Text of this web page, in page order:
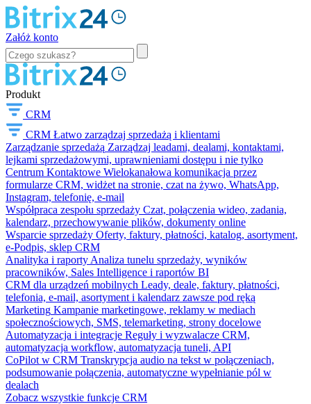
Załóż konto
Produkt
CRM
CRM Łatwo zarządzaj sprzedażą i klientami
Zarządzanie sprzedażą Zarządzaj leadami, dealami, kontaktami,
lejkami sprzedażowymi, uprawnieniami dostępu i nie tylko
Centrum Kontaktowe Wielokanałowa komunikacja przez
formularze CRM, widżet na stronie, czat na żywo, WhatsApp,
Instagram, telefonię, e-mail
Współpraca zespołu sprzedaży Czat, połączenia wideo, zadania,
kalendarz, przechowywanie plików, dokumenty online
Wsparcie sprzedaży Oferty, faktury, płatności, katalog, asortyment,
e-Podpis, sklep CRM
Analityka i raporty Analiza tunelu sprzedaży, wyników
pracowników, Sales Intelligence i raportów BI
CRM dla urządzeń mobilnych Leady, deale, faktury, płatności,
telefonia, e-mail, asortyment i kalendarz zawsze pod ręką
Marketing Kampanie marketingowe, reklamy w mediach
społecznościowych, SMS, telemarketing, strony docelowe
Automatyzacja i integracje Reguły i wyzwalacze CRM,
automatyzacja workflow, automatyzacja tuneli, API
CoPilot w CRM Transkrypcja audio na tekst w połączeniach,
podsumowanie połączenia, automatyczne wypełnianie pól w
dealach
Zobacz wszystkie funkcje CRM